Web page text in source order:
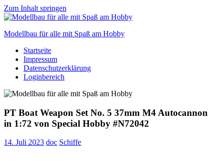
Zum Inhalt springen
Modellbau für alle mit Spaß am Hobby
Scale
modelling
to
Startseite
Impressum
Datenschutzerklärung
Loginbereich
PT Boat Weapon Set No. 5 37mm M4 Autocannon
in 1:72 von Special Hobby #N72042
14. Juli 2023 doc Schiffe